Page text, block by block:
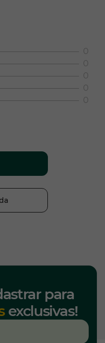
0
0
0
0
0
para
exclusivas!